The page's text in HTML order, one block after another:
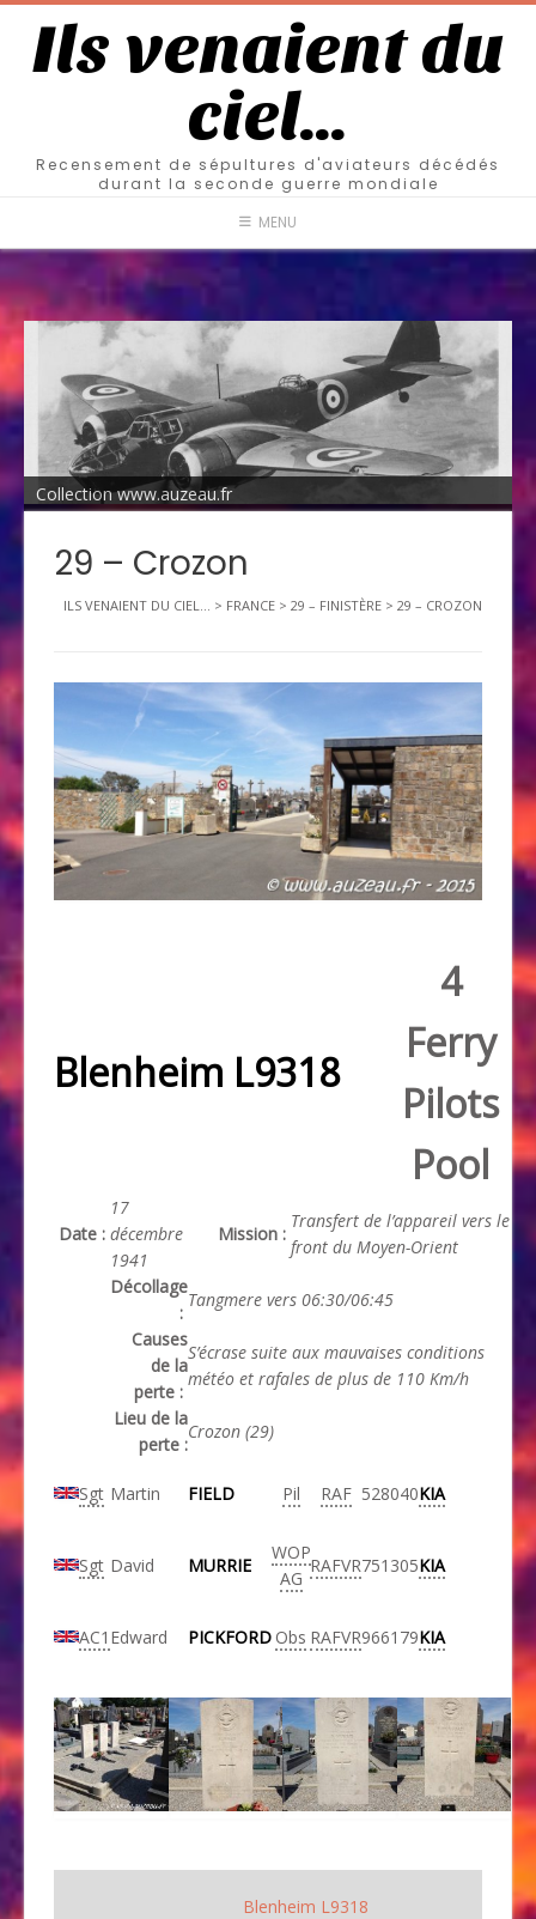
Ils venaient du
ciel…
Recensement de sépultures d'aviateurs décédés
durant la seconde guerre mondiale
MENU
Collection www.auzeau.fr
29 – Crozon
ILS VENAIENT DU CIEL... > FRANCE > 29 – FINISTÈRE > 29 – CROZON
Blenheim L9318
4
Ferry
Pilots
Pool
Date :
17
décembre
1941
Mission :
Transfert de l’appareil vers le
front du Moyen-Orient
Décollage
:
Tangmere vers 06:30/06:45
Causes
de la
perte :
S’écrase suite aux mauvaises conditions
météo et rafales de plus de 110 Km/h
Lieu de la
perte :
Crozon (29)
Sgt Martin FIELD Pil RAF 528040KIA
Sgt David MURRIE
WOP
AG
RAFVR751305KIA
AC1 Edward PICKFORD Obs RAFVR966179KIA
Blenheim L9318